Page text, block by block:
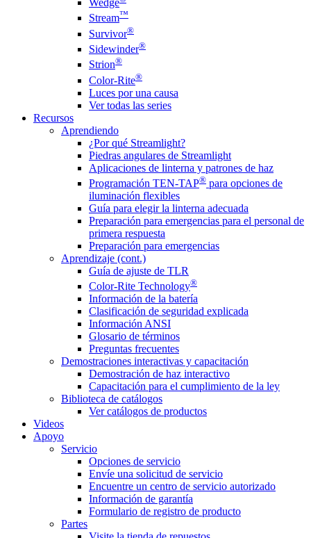
Wedge
Stream™
Survivor®
Sidewinder®
Strion®
Color-Rite®
Luces por una causa
Ver todas las series
Recursos
Aprendiendo
¿Por qué Streamlight?
Piedras angulares de Streamlight
Aplicaciones de linterna y patrones de haz
Programación TEN-TAP® para opciones de
iluminación flexibles
Guía para elegir la linterna adecuada
Preparación para emergencias para el personal de
primera respuesta
Preparación para emergencias
Aprendizaje (cont.)
Guía de ajuste de TLR
Color-Rite Technology®
Información de la batería
Clasificación de seguridad explicada
Información ANSI
Glosario de términos
Preguntas frecuentes
Demostraciones interactivas y capacitación
Demostración de haz interactivo
Capacitación para el cumplimiento de la ley
Biblioteca de catálogos
Ver catálogos de productos
Videos
Apoyo
Servicio
Opciones de servicio
Envíe una solicitud de servicio
Encuentre un centro de servicio autorizado
Información de garantía
Formulario de registro de producto
Partes